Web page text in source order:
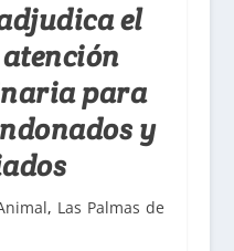
el
para
y
, Las Palmas de